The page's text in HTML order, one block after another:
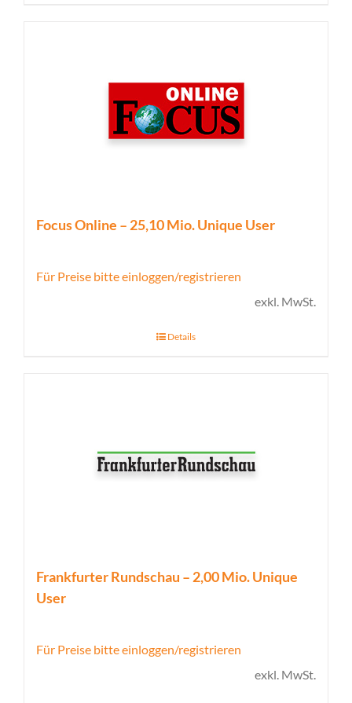
Focus Online – 25,10 Mio. Unique User
Für Preise bitte einloggen/registrieren
exkl. MwSt.
Details
Frankfurter Rundschau – 2,00 Mio. Unique
User
Für Preise bitte einloggen/registrieren
exkl. MwSt.